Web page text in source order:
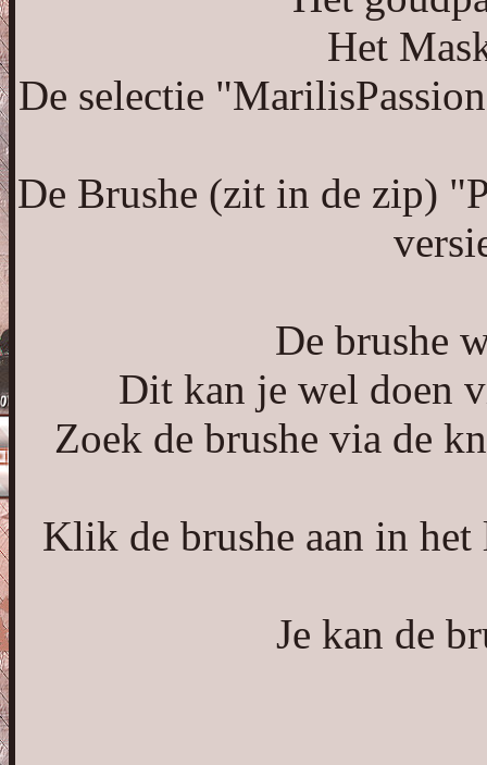
Het
De selectie
De Brushe (zit in de zip)
De brushe
Dit kan je wel doen
Zoek de brushe via de
Klik de brushe aan in
Je kan de